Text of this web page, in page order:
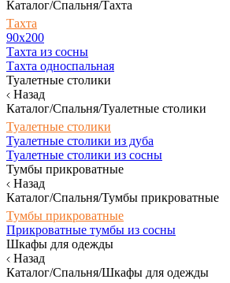
Каталог/Спальня/Тахта
Тахта
90х200
Тахта из сосны
Тахта односпальная
Туалетные столики
Назад
Каталог/Спальня/Туалетные столики
Туалетные столики
Туалетные столики из дуба
Туалетные столики из сосны
Тумбы прикроватные
Назад
Каталог/Спальня/Тумбы прикроватные
Тумбы прикроватные
Прикроватные тумбы из сосны
Шкафы для одежды
Назад
Каталог/Спальня/Шкафы для одежды